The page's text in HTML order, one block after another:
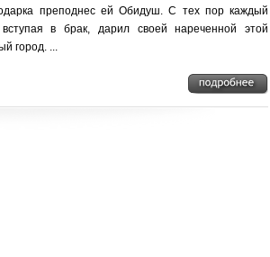
преподнес ей Обидуш. С тех пор каждый
в брак, дарил своей нареченной этой
город. ...